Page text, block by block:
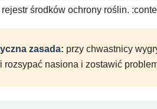
środków ochrony roślin.
zasada: przy chwastnicy
rozsypać nasiona i zostawić